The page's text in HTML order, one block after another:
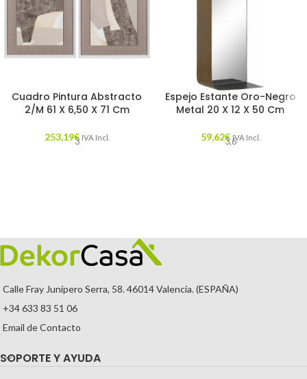
Cuadro Pintura Abstracto
2/M 61 X 6,50 X 71 Cm
253,19€ IVA Incl.
3
Espejo Estante Oro-Negro
Metal 20 X 12 X 50 Cm
59,62€ IVA Incl.
3,6
Calle Fray Junípero Serra, 58. 46014 Valencia. (ESPAÑA)
+34 633 83 51 06
Email de Contacto
SOPORTE Y AYUDA